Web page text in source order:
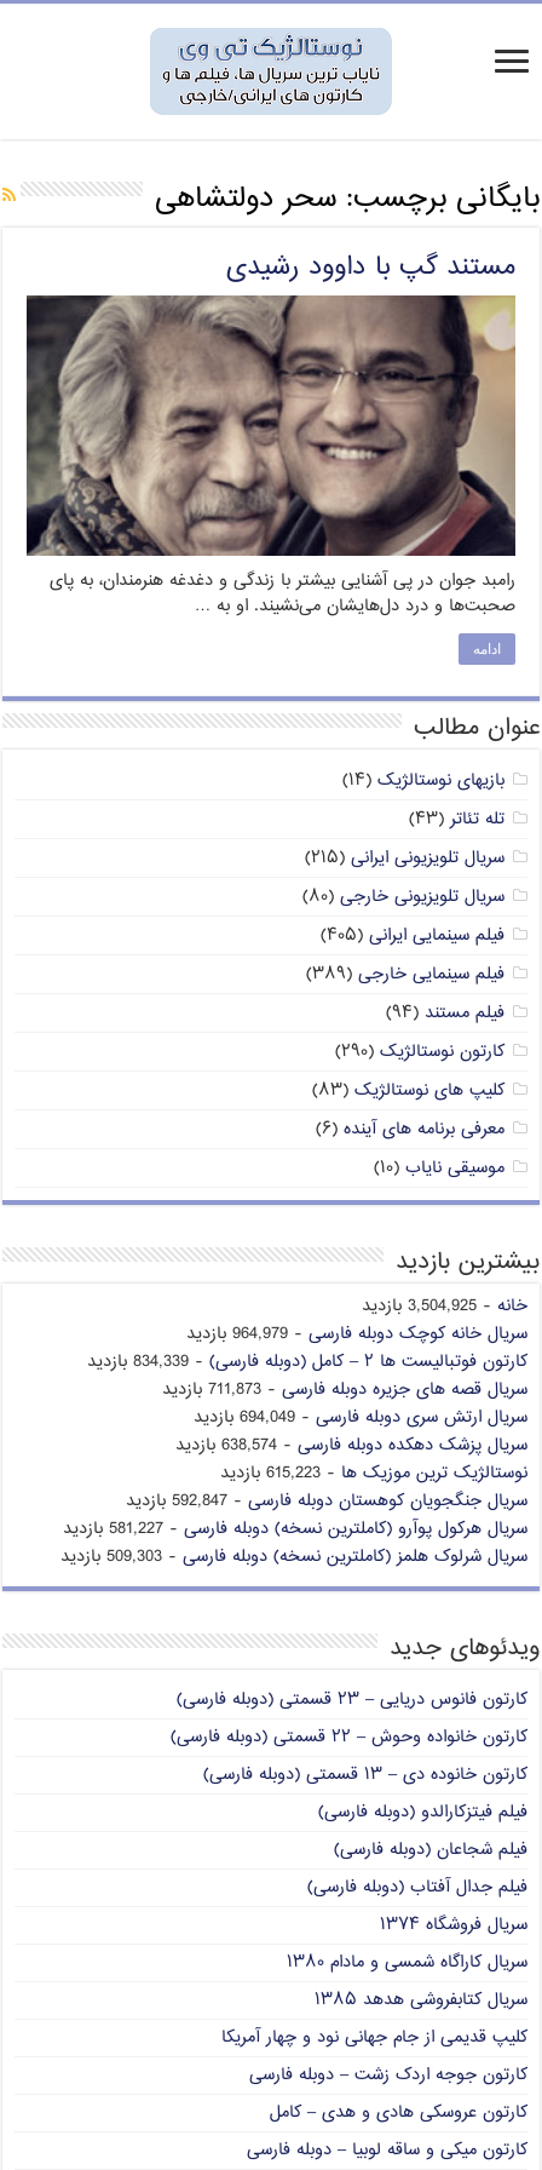
بایگانی برچسب:سحر دولتشاهی
مستند گپ با داوود رشیدی
رامبد جوان در پی آشنایی بیشتر با زندگی و دغدغه هنرمندان، به پای
صحبت‌‌ها و درد دل‌هایشان می‌نشیند. او به …
ادامه
عنوان مطالب
بازیهای نوستالژیک (۱۴)
تله تئاتر (۴۳)
سریال تلویزیونی ایرانی (۲۱۵)
سریال تلویزیونی خارجی (۸۰)
فیلم سینمایی ایرانی (۴۰۵)
فیلم سینمایی خارجی (۳۸۹)
فیلم مستند (۹۴)
کارتون نوستالژیک (۲۹۰)
کلیپ های نوستالژیک (۸۳)
معرفی برنامه های آینده (۶)
موسیقی نایاب (۱۰)
بیشترین بازدید
خانه - 3,504,925 بازدید
سریال خانه کوچک دوبله فارسی - 964,979 بازدید
کارتون فوتبالیست ها ۲ – کامل (دوبله فارسی)
- 834,339 بازدید
سریال قصه های جزیره دوبله فارسی - 711,873 بازدید
سریال ارتش سری دوبله فارسی - 694,049 بازدید
سریال پزشک دهکده دوبله فارسی - 638,574 بازدید
نوستالژیک ترین موزیک ها - 615,223 بازدید
سریال جنگجویان کوهستان دوبله فارسی - 592,847 بازدید
سریال هرکول پوآرو (کاملترین نسخه) دوبله فارسی - 581,227 بازدید
سریال شرلوک هلمز (کاملترین نسخه) دوبله فارسی - 509,303 بازدید
ویدئوهای جدید
کارتون فانوس دریایی – ۲۳ قسمتی (دوبله فارسی)
کارتون خانواده وحوش – ۲۲ قسمتی (دوبله فارسی)
کارتون خانوده دی – ۱۳ قسمتی (دوبله فارسی)
فیلم فیتزکارالدو (دوبله فارسی)
فیلم شجاعان (دوبله فارسی)
فیلم جدال آفتاب (دوبله فارسی)
سریال فروشگاه ۱۳۷۴
سریال کاراگاه شمسی و مادام ۱۳۸۰
سریال کتابفروشی هدهد ۱۳۸۵
کلیپ قدیمی از جام جهانی نود و چهار آمریکا
کارتون جوجه اردک زشت – دوبله فارسی
کارتون عروسکی هادی و هدی – کامل
کارتون میکی و ساقه لوبیا – دوبله فارسی